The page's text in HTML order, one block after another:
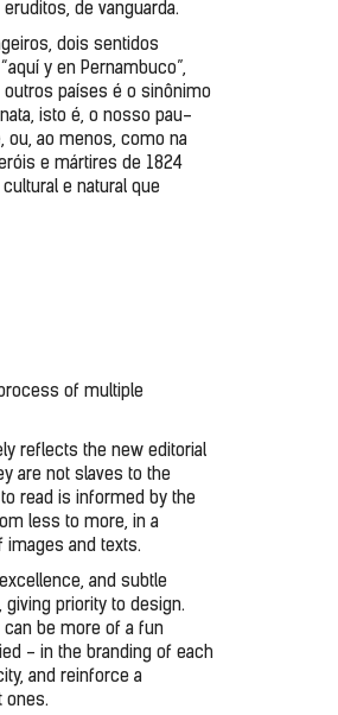
de vanguarda.
dois sentidos
y en Pernambuco”,
outros países é o sinônimo
isto é, o nosso pau-
ou, ao menos, como na
e mártires de 1824
e natural que
of multiple
reflects the new editorial
are not slaves to the
read is informed by the
less to more, in a
images and texts.
and subtle
priority to design.
can be more of a fun
- in the branding of each
and reinforce a
ones.